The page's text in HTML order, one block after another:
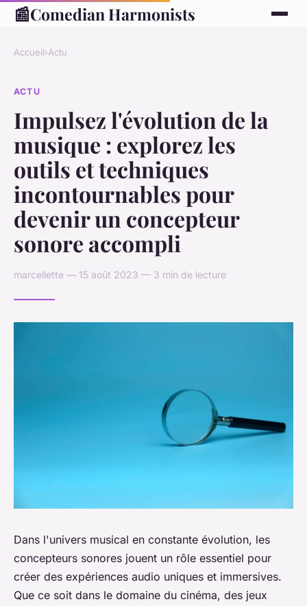
📰Comedian Harmonists
Accueil›Actu
ACTU
Impulsez l'évolution de la
musique : explorez les
outils et techniques
incontournables pour
devenir un concepteur
sonore accompli
marcellette — 15 août 2023 — 3 min de lecture
Dans l'univers musical en constante évolution, les
concepteurs sonores jouent un rôle essentiel pour
créer des expériences audio uniques et immersives.
Que ce soit dans le domaine du cinéma, des jeux